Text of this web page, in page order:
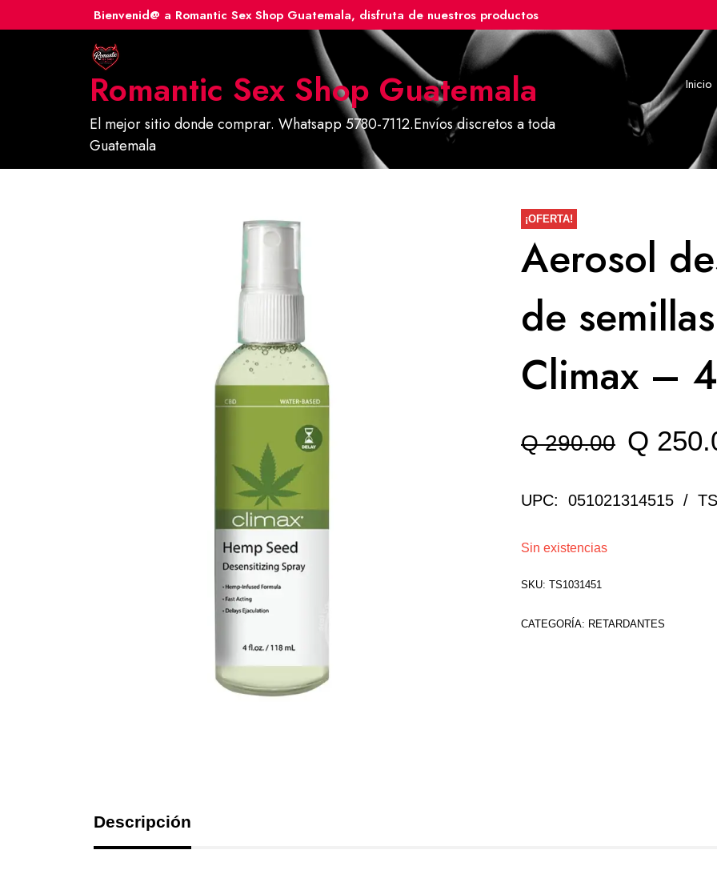
al
Bienvenid@ a Romantic Sex Shop Guatemala, disfruta de nuestros productos
Romantic Sex Shop Guatemala
El mejor sitio donde comprar. Whatsapp 5780-7112.Envíos discretos a toda
Guatemala
Inicio
¡OFERTA!
Aerosol
de
Climax –
Q290.00 El
Q
UPC: 051021314515 /
Sin existencias
SKU: TS1031451
CATEGORÍA: RETARDANTES
Descripción